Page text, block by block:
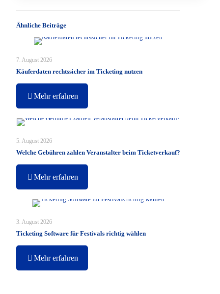
Ähnliche Beiträge
7. August 2026
Käuferdaten rechtssicher im Ticketing nutzen
Mehr erfahren
5. August 2026
Welche Gebühren zahlen Veranstalter beim Ticketverkauf?
Mehr erfahren
3. August 2026
Ticketing Software für Festivals richtig wählen
Mehr erfahren